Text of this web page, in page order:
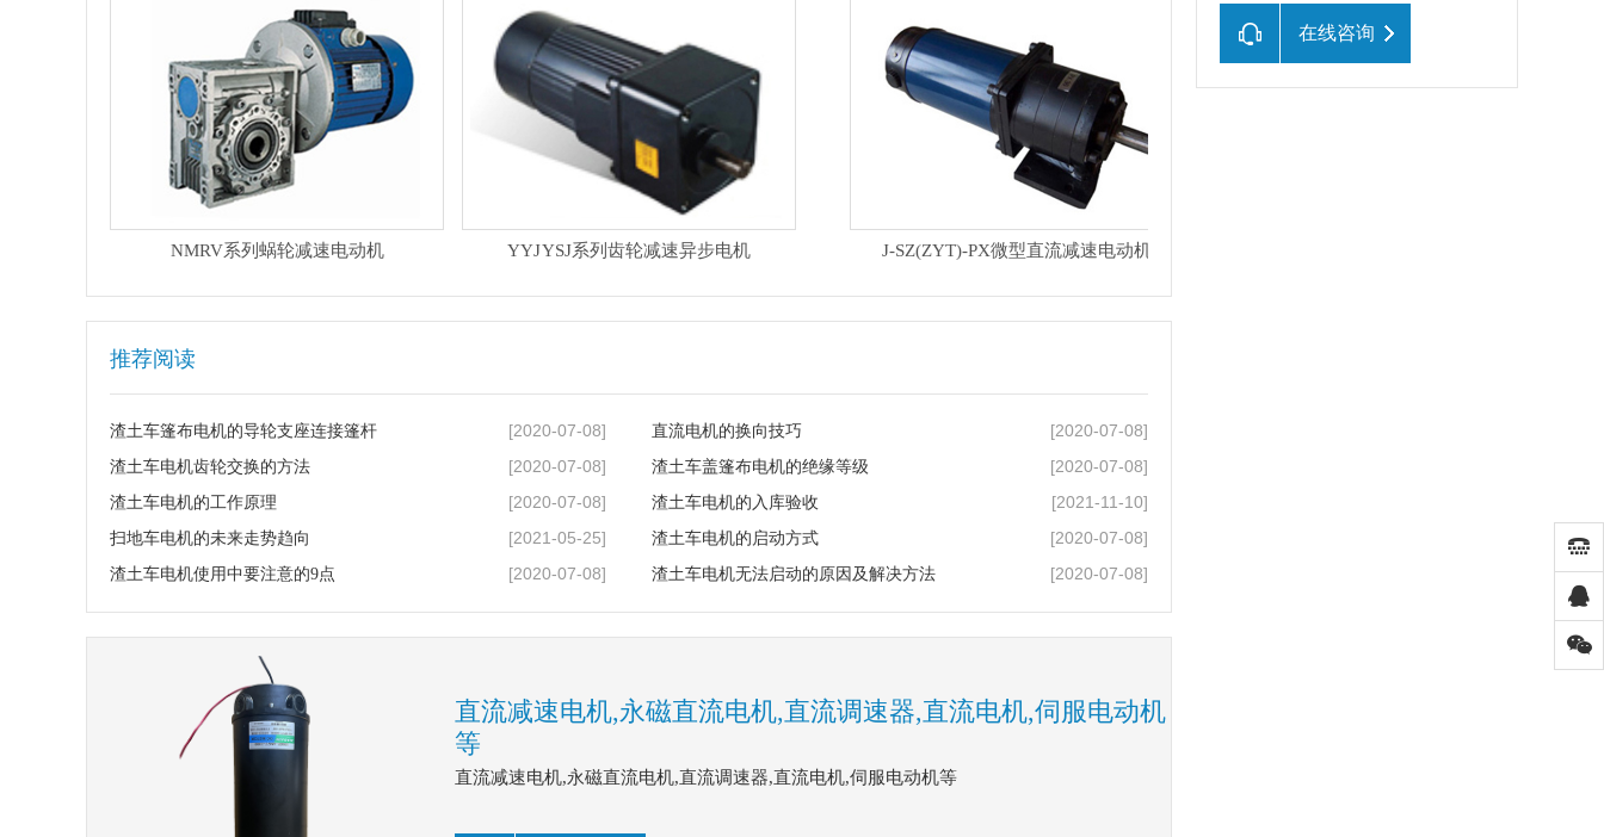
在线咨询
J-SZ(ZYT)-PX微型直流减速电动机
NMRV系列蜗轮减速电动机 YYJ YSJ系列齿轮减速异步电机
推荐阅读
渣土车篷布电机的导轮支座连接篷杆 [2020-07-08] 直流电机的换向技巧 [2020-07-08]
渣土车电机齿轮交换的方法 [2020-07-08] 渣土车盖篷布电机的绝缘等级 [2020-07-08]
渣土车电机的工作原理 [2020-07-08] 渣土车电机的入库验收 [2021-11-10]
扫地车电机的未来走势趋向 [2021-05-25] 渣土车电机的启动方式 [2020-07-08]
渣土车电机使用中要注意的9点 [2020-07-08] 渣土车电机无法启动的原因及解决方法 [2020-07-08]
直流减速电机,永磁直流电机,直流调速器,直流电机,伺服电动机
等
直流减速电机,永磁直流电机,直流调速器,直流电机,伺服电动机等